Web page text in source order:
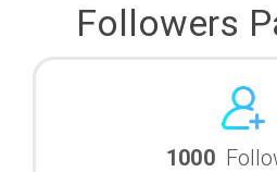
Followers
1000